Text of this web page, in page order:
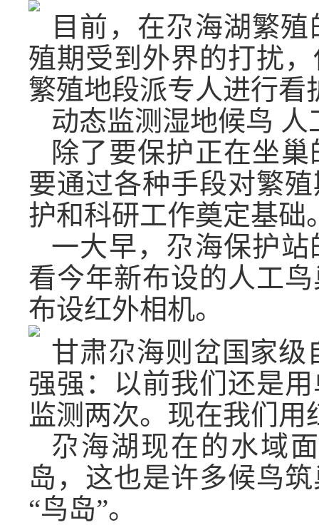
目前，在尕海湖繁
殖期受到外界的打扰
繁殖地段派专人进行看
动态监测湿地候鸟
除了要保护正在坐
要通过各种手段对繁
护和科研工作奠定基础
一大早，尕海保护
看今年新布设的人工
布设红外相机。
甘肃尕海则岔国家
强强：以前我们还是
监测两次。现在我们
尕海湖现在的水域
岛，这也是许多候鸟
“鸟岛”。